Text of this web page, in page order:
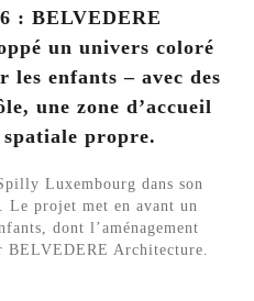
: BELVEDERE
un univers coloré
les enfants – avec des
une zone d’accueil
propre.
Luxembourg dans son
Le projet met en avant un
dont l’aménagement
BELVEDERE Architecture.